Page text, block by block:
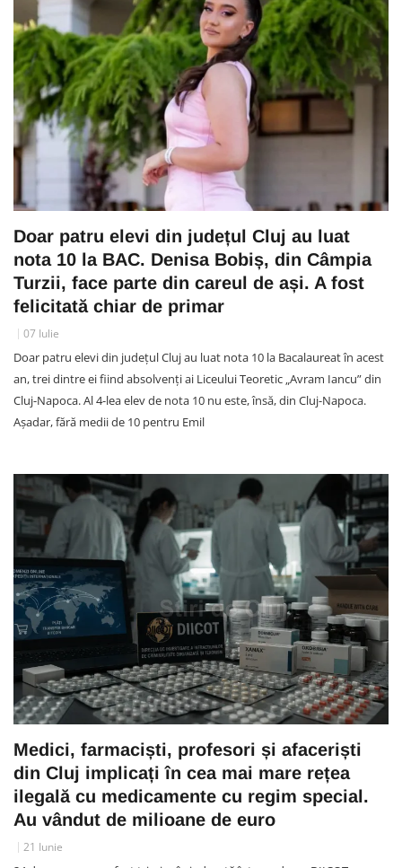
Doar patru elevi din județul Cluj au luat
nota 10 la BAC. Denisa Bobiș, din Câmpia
Turzii, face parte din careul de ași. A fost
felicitată chiar de primar
07 Iulie
Doar patru elevi din județul Cluj au luat nota 10 la Bacalaureat în acest
an, trei dintre ei fiind absolvenți ai Liceului Teoretic „Avram Iancu” din
Cluj-Napoca. Al 4-lea elev de nota 10 nu este, însă, din Cluj-Napoca.
Așadar, fără medii de 10 pentru Emil
Medici, farmaciști, profesori și afaceriști
din Cluj implicați în cea mai mare rețea
ilegală cu medicamente cu regim special.
Au vândut de milioane de euro
21 Iunie